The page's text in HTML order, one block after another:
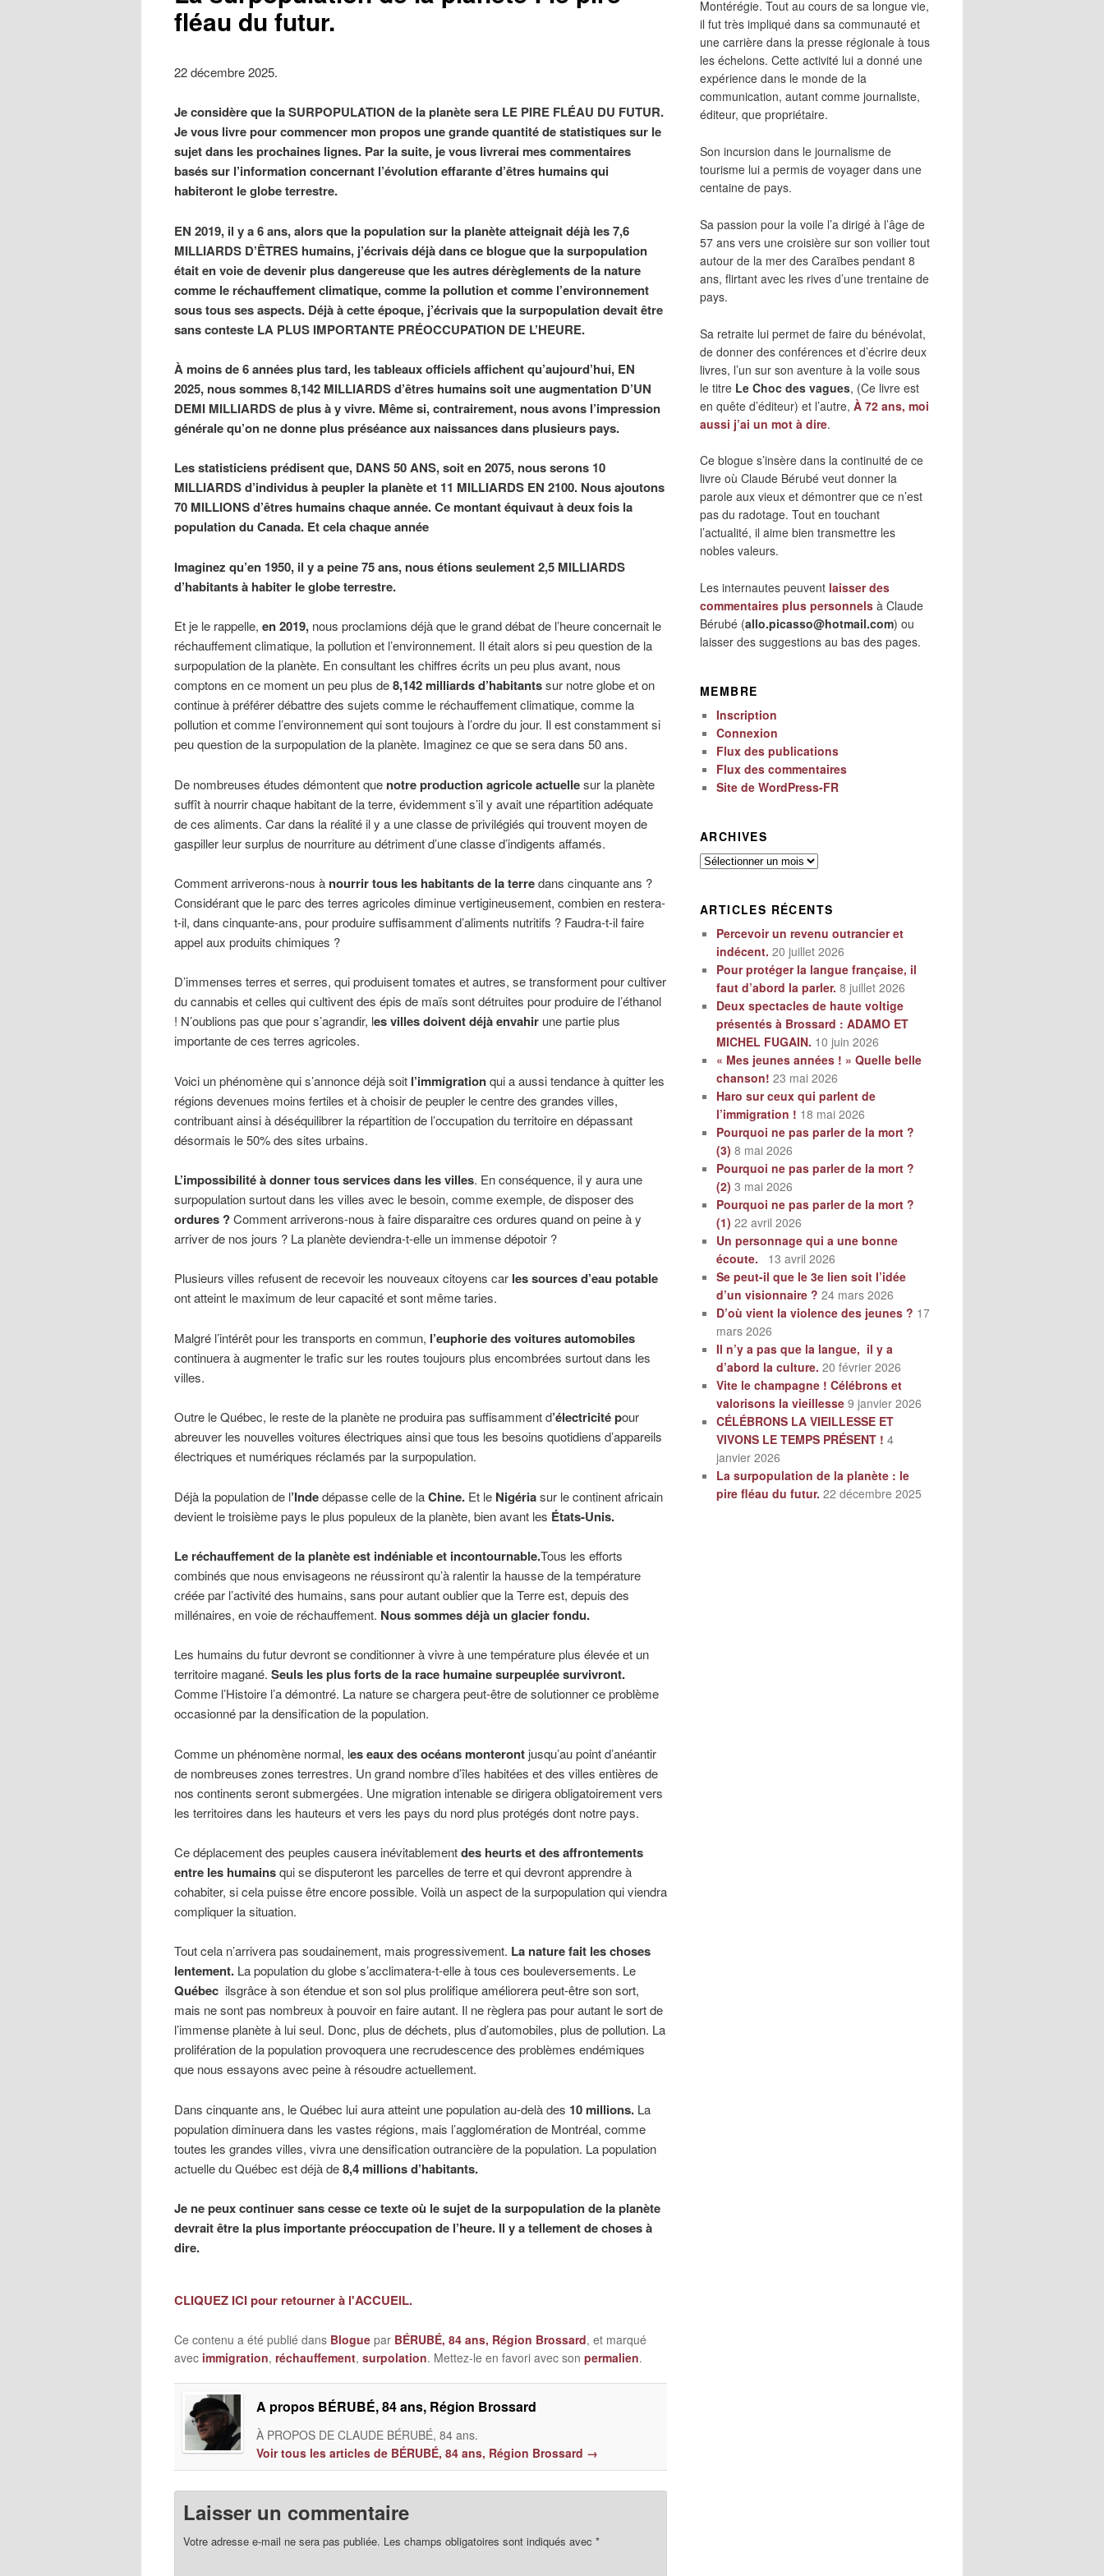
fléau du futur.
22 décembre 2025.
Je considère que la SURPOPULATION de la planète sera LE PIRE FLÉAU DU FUTUR.
Je vous livre pour commencer mon propos une grande quantité de statistiques sur le
sujet dans les prochaines lignes. Par la suite, je vous livrerai mes commentaires
basés sur l’information concernant l’évolution effarante d’êtres humains qui
habiteront le globe terrestre.
EN 2019, il y a 6 ans, alors que la population sur la planète atteignait déjà les 7,6
MILLIARDS D’ÊTRES humains, j’écrivais déjà dans ce blogue que la surpopulation
était en voie de devenir plus dangereuse que les autres dérèglements de la nature
comme le réchauffement climatique, comme la pollution et comme l’environnement
sous tous ses aspects. Déjà à cette époque, j’écrivais que la surpopulation devait être
sans conteste LA PLUS IMPORTANTE PRÉOCCUPATION DE L’HEURE.
À moins de 6 années plus tard, les tableaux officiels affichent qu’aujourd’hui, EN
2025, nous sommes 8,142 MILLIARDS d’êtres humains soit une augmentation D’UN
DEMI MILLIARDS de plus à y vivre. Même si, contrairement, nous avons l’impression
générale qu’on ne donne plus préséance aux naissances dans plusieurs pays.
Les statisticiens prédisent que, DANS 50 ANS, soit en 2075, nous serons 10
MILLIARDS d’individus à peupler la planète et 11 MILLIARDS EN 2100. Nous ajoutons
70 MILLIONS d’êtres humains chaque année. Ce montant équivaut à deux fois la
population du Canada. Et cela chaque année
Imaginez qu’en 1950, il y a peine 75 ans, nous étions seulement 2,5 MILLIARDS
d’habitants à habiter le globe terrestre.
Et je le rappelle, en 2019, nous proclamions déjà que le grand débat de l’heure concernait le
réchauffement climatique, la pollution et l’environnement. Il était alors si peu question de la
surpopulation de la planète. En consultant les chiffres écrits un peu plus avant, nous
comptons en ce moment un peu plus de8,142 milliards d’habitantssur notre globe et on
continue à préférer débattre des sujets comme le réchauffement climatique, comme la
pollution et comme l’environnement qui sont toujours à l’ordre du jour. Il est constamment si
peu question de la surpopulation de la planète. Imaginez ce que se sera dans 50 ans.
De nombreuses études démontent que notre production agricole actuellesur la planète
suffît à nourrir chaque habitant de la terre, évidemment s’il y avait une répartition adéquate
de ces aliments. Car dans la réalité il y a une classe de privilégiés qui trouvent moyen de
gaspiller leur surplus de nourriture au détriment d’une classe d’indigents affamés.
Comment arriverons-nous à nourrir tous les habitants de la terredans cinquante ans ?
Considérant que le parc des terres agricoles diminue vertigineusement, combien en restera-
t-il, dans cinquante-ans, pour produire suffisamment d’aliments nutritifs ? Faudra-t-il faire
appel aux produits chimiques ?
D’immenses terres et serres, qui produisent tomates et autres, se transforment pour cultiver
du cannabis et celles qui cultivent des épis de maïs sont détruites pour produire de l’éthanol
! N’oublions pas que pour s’agrandir, les villes doivent déjà envahir une partie plus
importante de ces terres agricoles.
Voici un phénomène qui s’annonce déjà soit l’immigrationqui a aussi tendance à quitter les
régions devenues moins fertiles et à choisir de peupler le centre des grandes villes,
contribuant ainsi à déséquilibrer la répartition de l’occupation du territoire en dépassant
désormais le 50% des sites urbains.
L’impossibilité à donner tous services dans les villes. En conséquence, il y aura une
surpopulation surtout dans les villes avec le besoin, comme exemple, de disposer des
ordures ?Comment arriverons-nous à faire disparaitre ces ordures quand on peine à y
arriver de nos jours ? La planète deviendra-t-elle un immense dépotoir ?
Plusieurs villes refusent de recevoir les nouveaux citoyens car les sources d’eau potable
ont atteint le maximum de leur capacité et sont même taries.
Malgré l’intérêt pour les transports en commun, l’euphorie des voitures automobiles
continuera à augmenter le trafic sur les routes toujours plus encombrées surtout dans les
villes.
Outre le Québec, le reste de la planète ne produira pas suffisamment d’électricité pour
abreuver les nouvelles voitures électriques ainsi que tous les besoins quotidiens d’appareils
électriques et numériques réclamés par la surpopulation.
Déjà la population de l’Indedépasse celle de laChine. Et le Nigériasur le continent africain
devient le troisième pays le plus populeux de la planète, bien avant les États-Unis.
Le réchauffement de la planète est indéniable et incontournable.Tous les efforts
combinés que nous envisageons ne réussiront qu’à ralentir la hausse de la température
créée par l’activité des humains, sans pour autant oublier que la Terre est, depuis des
millénaires, en voie de réchauffement. Nous sommes déjà un glacier fondu.
Les humains du futur devront se conditionner à vivre à une température plus élevée et un
territoire magané. Seuls les plus forts de la race humaine surpeuplée survivront.
Comme l’Histoire l’a démontré. La nature se chargera peut-être de solutionner ce problème
occasionné par la densification de la population.
Comme un phénomène normal, les eaux des océans monteront jusqu’au point d’anéantir
de nombreuses zones terrestres. Un grand nombre d’îles habitées et des villes entières de
nos continents seront submergées. Une migration intenable se dirigera obligatoirement vers
les territoires dans les hauteurs et vers les pays du nord plus protégés dont notre pays.
Ce déplacement des peuples causera inévitablementdes heurts et des affrontements
entre les humainsqui se disputeront les parcelles de terre et qui devront apprendre à
cohabiter, si cela puisse être encore possible. Voilà un aspect de la surpopulation qui viendra
compliquer la situation.
Tout cela n’arrivera pas soudainement, mais progressivement. La nature fait les choses
lentement. La population du globe s’acclimatera-t-elle à tous ces bouleversements. Le
Québec ilsgrâce à son étendue et son sol plus prolifique améliorera peut-être son sort,
mais ne sont pas nombreux à pouvoir en faire autant. Il ne règlera pas pour autant le sort de
l’immense planète à lui seul. Donc, plus de déchets, plus d’automobiles, plus de pollution. La
prolifération de la population provoquera une recrudescence des problèmes endémiques
que nous essayons avec peine à résoudre actuellement.
Dans cinquante ans, le Québec lui aura atteint une population au-delà des 10 millions. La
population diminuera dans les vastes régions, mais l’agglomération de Montréal, comme
toutes les grandes villes, vivra une densification outrancière de la population. La population
actuelle du Québec est déjà de8,4 millions d’habitants.
Je ne peux continuer sans cesse ce texte où le sujet de la surpopulation de la planète
devrait être la plus importante préoccupation de l’heure. Il y a tellement de choses à
dire.
CLIQUEZ ICI pour retourner à l'ACCUEIL.
Ce contenu a été publié dans Blogue par BÉRUBÉ, 84 ans, Région Brossard, et marqué
avec immigration, réchauffement, surpolation. Mettez-le en favori avec son permalien.
A propos BÉRUBÉ, 84 ans, Région Brossard
À PROPOS DE CLAUDE BÉRUBÉ, 84 ans.
Voir tous les articles de BÉRUBÉ, 84 ans, Région Brossard →
Laisser un commentaire
Votre adresse e-mail ne sera pas publiée. Les champs obligatoires sont indiqués avec *
Montérégie. Tout au cours de sa longue vie,
il fut très impliqué dans sa communauté et
une carrière dans la presse régionale à tous
les échelons. Cette activité lui a donné une
expérience dans le monde de la
communication, autant comme journaliste,
éditeur, que propriétaire.
Son incursion dans le journalisme de
tourisme lui a permis de voyager dans une
centaine de pays.
Sa passion pour la voile l’a dirigé à l’âge de
57 ans vers une croisière sur son voilier tout
autour de la mer des Caraïbes pendant 8
ans, flirtant avec les rives d’une trentaine de
pays.
Sa retraite lui permet de faire du bénévolat,
de donner des conférences et d’écrire deux
livres, l’un sur son aventure à la voile sous
le titre Le Choc des vagues, (Ce livre est
en quête d’éditeur) et l’autre, À 72 ans, moi
aussi j’ai un mot à dire.
Ce blogue s’insère dans la continuité de ce
livre où Claude Bérubé veut donner la
parole aux vieux et démontrer que ce n’est
pas du radotage. Tout en touchant
l’actualité, il aime bien transmettre les
nobles valeurs.
Les internautes peuvent laisser des
commentaires plus personnels à Claude
Bérubé (allo.picasso@hotmail.com) ou
laisser des suggestions au bas des pages.
MEMBRE
Inscription
Connexion
Flux des publications
Flux des commentaires
Site de WordPress-FR
ARCHIVES
Archives
ARTICLES RÉCENTS
Percevoir un revenu outrancier et
indécent. 20 juillet 2026
Pour protéger la langue française, il
faut d’abord la parler. 8 juillet 2026
Deux spectacles de haute voltige
présentés à Brossard : ADAMO ET
MICHEL FUGAIN. 10 juin 2026
« Mes jeunes années ! » Quelle belle
chanson! 23 mai 2026
Haro sur ceux qui parlent de
l’immigration ! 18 mai 2026
Pourquoi ne pas parler de la mort ?
(3) 8 mai 2026
Pourquoi ne pas parler de la mort ?
(2) 3 mai 2026
Pourquoi ne pas parler de la mort ?
(1) 22 avril 2026
Un personnage qui a une bonne
écoute.
13 avril 2026
Se peut-il que le 3e lien soit l’idée
d’un visionnaire ? 24 mars 2026
D’où vient la violence des jeunes ? 17
mars 2026
Il n’y a pas que la langue, il y a
d’abord la culture. 20 février 2026
Vite le champagne ! Célébrons et
valorisons la vieillesse 9 janvier 2026
CÉLÉBRONS LA VIEILLESSE ET
VIVONS LE TEMPS PRÉSENT ! 4
janvier 2026
La surpopulation de la planète : le
pire fléau du futur. 22 décembre 2025